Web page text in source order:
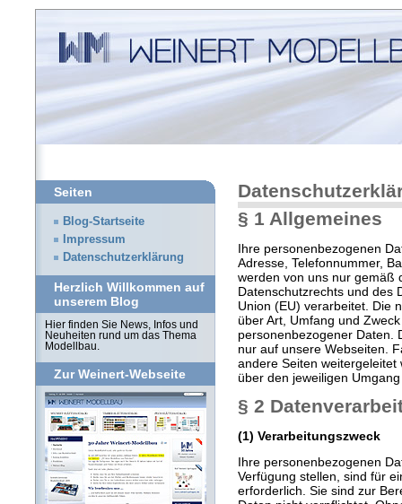
§ 1 Allgemeines
Ihre personenbezogenen
Adresse, Telefonnummer,
werden von uns nur gemäß
Datenschutzrechts und des
Union (EU) verarbeitet. Die
über Art, Umfang und
personenbezogener Daten.
nur auf unsere Webseiten.
andere Seiten
über den jeweiligen
§ 2
(1) Verarbeitungszweck
Ihre personenbezogenen
Verfügung stellen, sind für
erforderlich. Sie sind zur
Seiten
Blog-Startseite
Impressum
Datenschutzerklärung
Herzlich Willkommen auf
unserem Blog
Hier finden Sie News, Infos und
Neuheiten rund um das Thema
Modellbau.
Zur Weinert-Webseite